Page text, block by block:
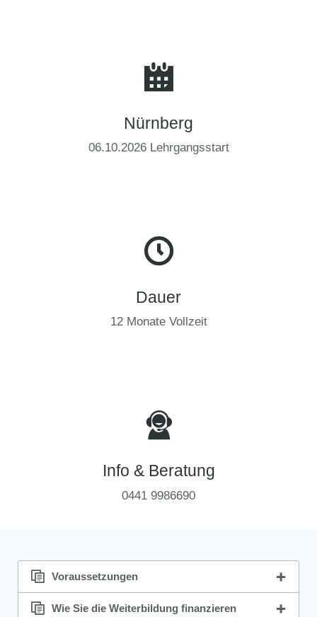
Nürnberg
06.10.2026 Lehrgangsstart
Dauer
12 Monate Vollzeit
Info & Beratung
0441 9986690
Voraussetzungen
Wie Sie die Weiterbildung finanzieren